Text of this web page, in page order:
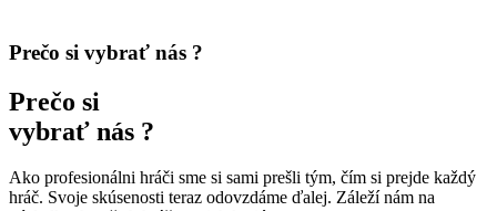
Prečo si vybrať nás ?
Prečo si
vybrať nás ?
Ako profesionálni hráči sme si sami prešli tým, čím si prejde každý
hráč. Svoje skúsenosti teraz odovzdáme ďalej. Záleží nám na